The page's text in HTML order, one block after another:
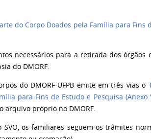
do Corpo Doados pela Família para Fins
necessários para a retirada dos órgãos
do DMORF.
do DMORF-UFPB emite em três vias o
para Fins de Estudo e Pesquisa (Anexo
arquivo próprio no DMORF.
os familiares seguem os trâmites